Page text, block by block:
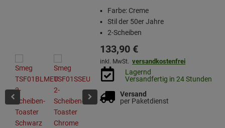
Farbe: Creme
Stil der 50er Jahre
2-Scheiben
133,90 €
inkl. MwSt. versandkostenfrei
Lagernd
Versandfertig in 24 Stunden
Versand
per Paketdienst